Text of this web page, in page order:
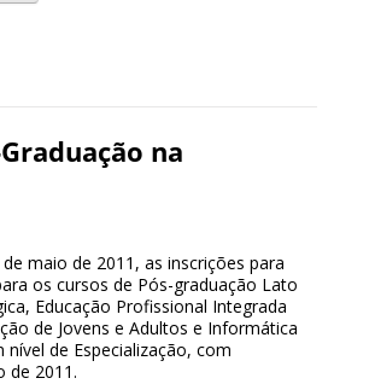
na
maio de 2011, as inscrições para
os cursos de Pós-graduação Lato
Educação Profissional Integrada
de Jovens e Adultos e Informática
de Especialização, com
de 2011.